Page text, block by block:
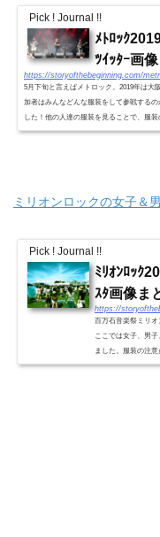
Pick ! Journal !!
ﾒﾄﾛｯｸ
ﾂｲｯﾀｰ画
https://storyofthebeginning.com/
5月下旬と言えばメトロック。2019年は大
加者はみんなどんな服装をして参戦する
した！他の人達の服装を見ることで、服装
ミリオンロックの女子＆
Pick ! Journal !!
ﾐﾘｵﾝﾛｯｸ
ｽﾀ画像ま
https://
百万石音楽祭ミリオ
ここでは女子、男
ました。服装の注
介していきます。服